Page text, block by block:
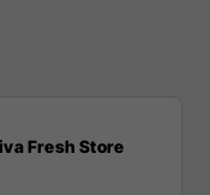
Fresh Store